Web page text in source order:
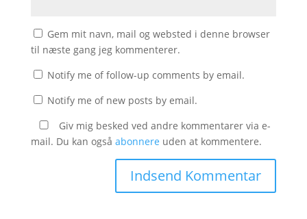
Gem mit navn, mail og websted i denne browser
til næste gang jeg kommenterer.
Notify me of follow-up comments by email.
Notify me of new posts by email.
Giv mig besked ved andre kommentarer via e-
mail. Du kan også abonnere uden at kommentere.